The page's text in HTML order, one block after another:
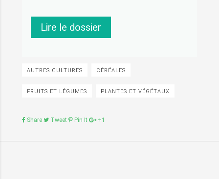
Lire le dossier
AUTRES CULTURES CÉRÉALES
FRUITS ET LÉGUMES PLANTES ET VÉGÉTAUX
Share Tweet Pin It +1